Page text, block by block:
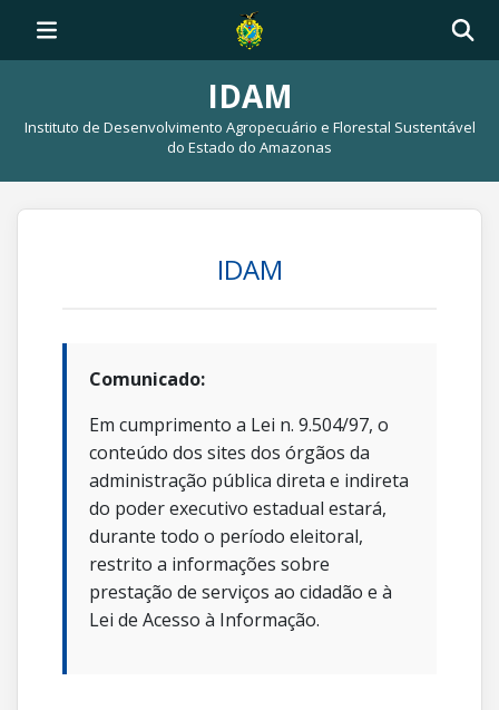
IDAM
Instituto de Desenvolvimento Agropecuário e Florestal Sustentável
do Estado do Amazonas
IDAM
Comunicado:
Em cumprimento a Lei n. 9.504/97, o
conteúdo dos sites dos órgãos da
administração pública direta e indireta
do poder executivo estadual estará,
durante todo o período eleitoral,
restrito a informações sobre
prestação de serviços ao cidadão e à
Lei de Acesso à Informação.